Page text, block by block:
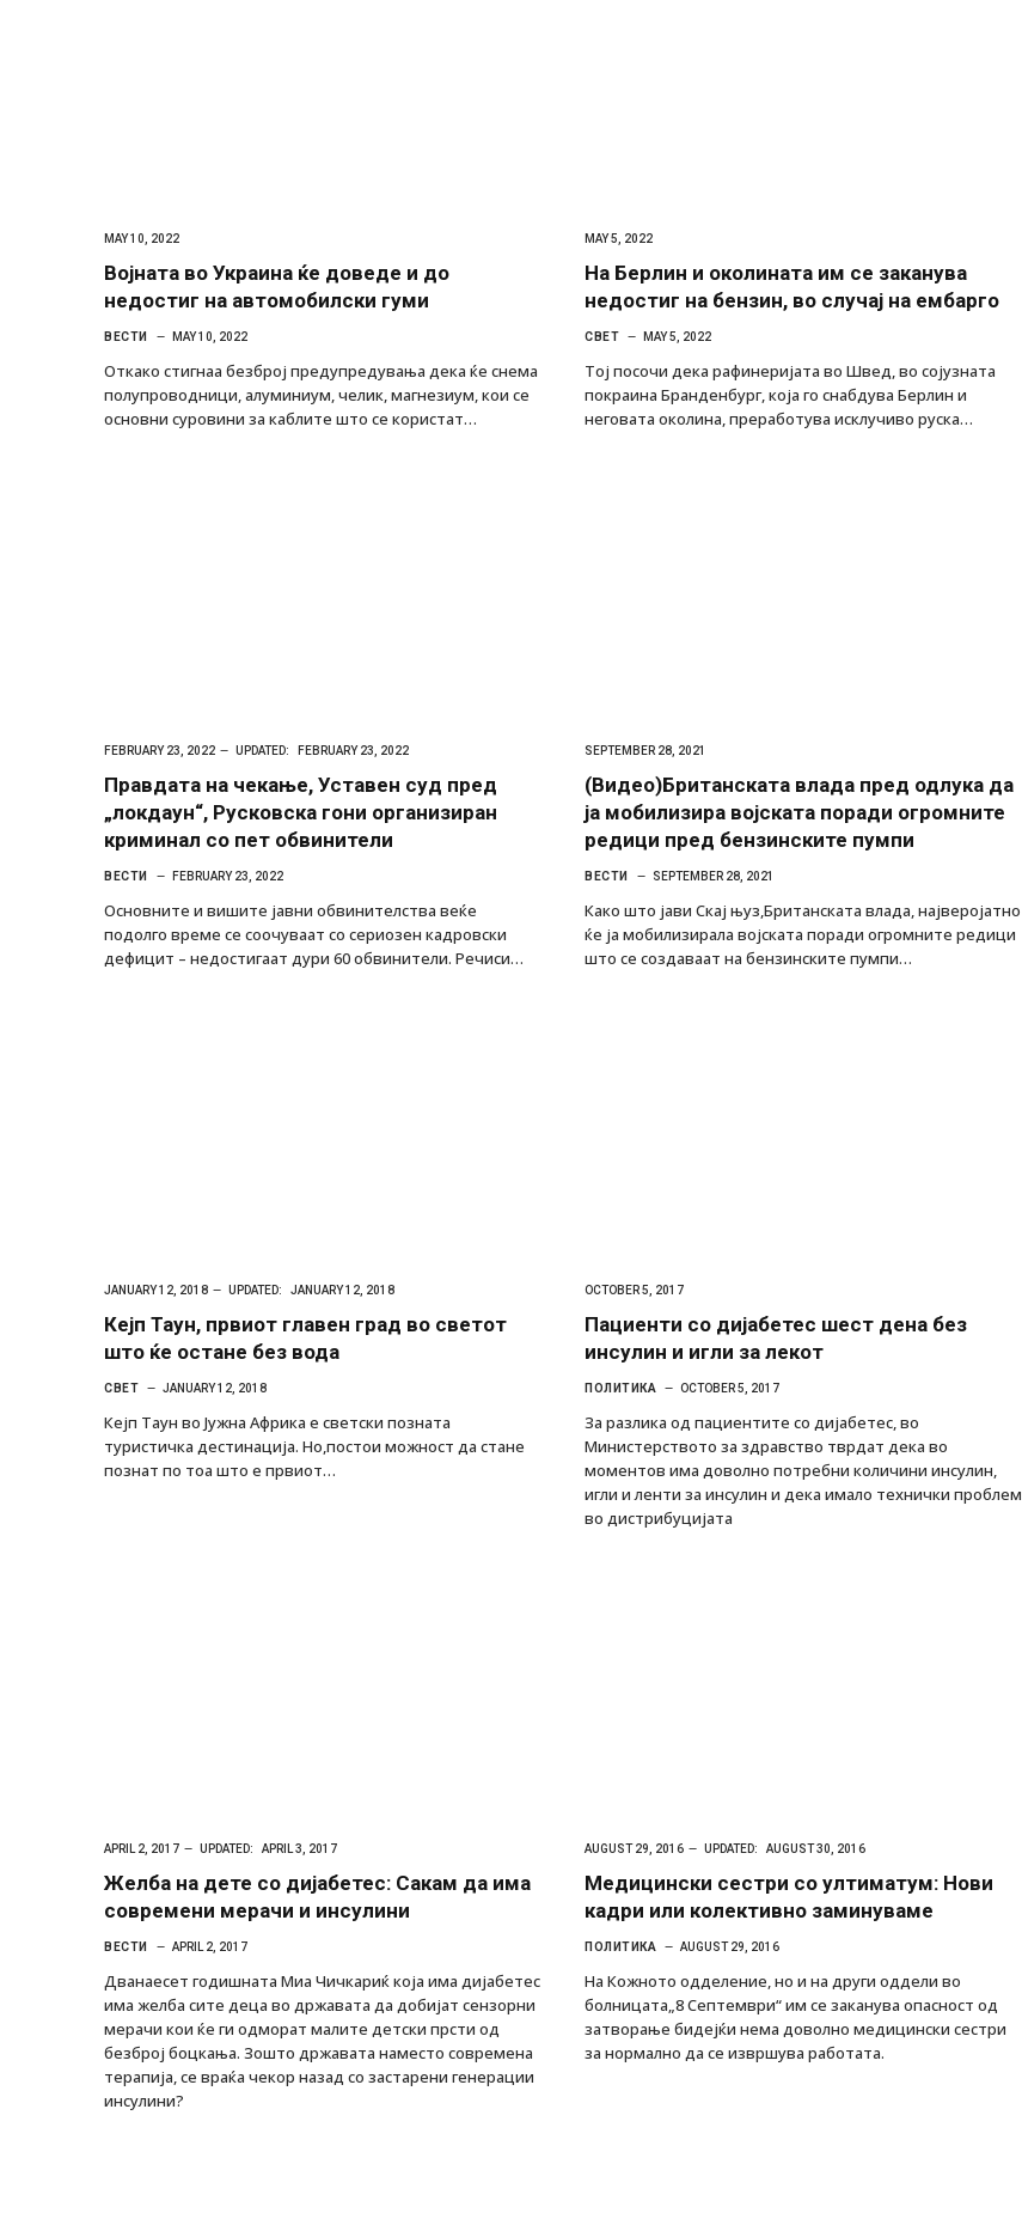
MAY 10, 2022
Војната во Украина ќе доведе и до
недостиг на автомобилски гуми
ВЕСТИ MAY 10, 2022
Откако стигнаа безброј предупредувања дека ќе снема
полупроводници, алуминиум, челик, магнезиум, кои се
основни суровини за каблите што се користат…
MAY 5, 2022
На Берлин и околината им се заканува
недостиг на бензин, во случај на ембарго
СВЕТ MAY 5, 2022
Тој посочи дека рафинеријата во Швед, во сојузната
покраина Бранденбург, која го снабдува Берлин и
неговата околина, преработува исклучиво руска…
FEBRUARY 23, 2022 UPDATED: FEBRUARY 23, 2022
Правдата на чекање, Уставен суд пред
„локдаун“, Русковска гони организиран
криминал со пет обвинители
ВЕСТИ FEBRUARY 23, 2022
Основните и вишите јавни обвинителства веќе
подолго време се соочуваат со сериозен кадровски
дефицит – недостигаат дури 60 обвинители. Речиси…
SEPTEMBER 28, 2021
(Видео)Британската влада пред одлука да
ја мобилизира војската поради огромните
редици пред бензинските пумпи
ВЕСТИ SEPTEMBER 28, 2021
Како што јави Скај њуз,Британската влада, најверојатно
ќе ја мобилизирала војската поради огромните редици
што се создаваат на бензинските пумпи…
JANUARY 12, 2018 UPDATED: JANUARY 12, 2018
Кејп Таун, првиот главен град во светот
што ќе остане без вода
СВЕТ JANUARY 12, 2018
Кејп Таун во Јужна Африка е светски познатa
туристичка дестинација. Но,постои можност да стане
познат по тоа што е првиот…
OCTOBER 5, 2017
Пациенти со дијабетес шест дена без
инсулин и игли за лекот
ПОЛИТИКА OCTOBER 5, 2017
За разлика од пациентите со дијабетес, во
Министерството за здравство тврдат дека во
моментов има доволно потребни количини инсулин,
игли и ленти за инсулин и дека имало технички проблем
во дистрибуцијата
APRIL 2, 2017 UPDATED: APRIL 3, 2017
Желба на дете со дијабетес: Сакам да има
современи мерачи и инсулини
ВЕСТИ APRIL 2, 2017
Дванаесет годишната Миа Чичкариќ која има дијабетес
има желба сите деца во државата да добијат сензорни
мерачи кои ќе ги одморат малите детски прсти од
безброј боцкања. Зошто државата наместо современа
терапија, се враќа чекор назад со застарени генерации
инсулини?
AUGUST 29, 2016 UPDATED: AUGUST 30, 2016
Медицински сестри со ултиматум: Нови
кадри или колективно заминуваме
ПОЛИТИКА AUGUST 29, 2016
На Кожното одделение, но и на други оддели во
болницата„8 Септември“ им се заканува опасност од
затворање бидејќи нема доволно медицински сестри
за нормално да се извршува работата.